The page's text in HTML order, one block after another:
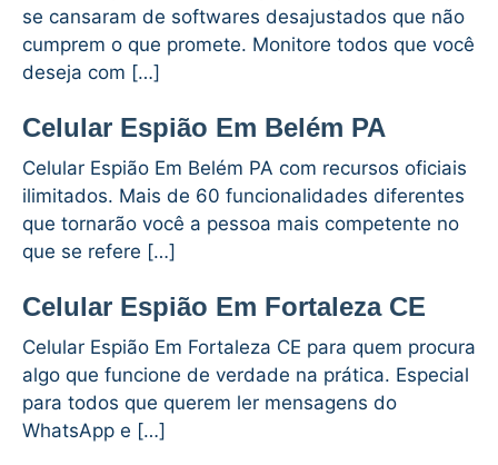
se cansaram de softwares desajustados que não
cumprem o que promete. Monitore todos que você
deseja com […]
Celular Espião Em Belém PA
Celular Espião Em Belém PA com recursos oficiais
ilimitados. Mais de 60 funcionalidades diferentes
que tornarão você a pessoa mais competente no
que se refere […]
Celular Espião Em Fortaleza CE
Celular Espião Em Fortaleza CE para quem procura
algo que funcione de verdade na prática. Especial
para todos que querem ler mensagens do
WhatsApp e […]